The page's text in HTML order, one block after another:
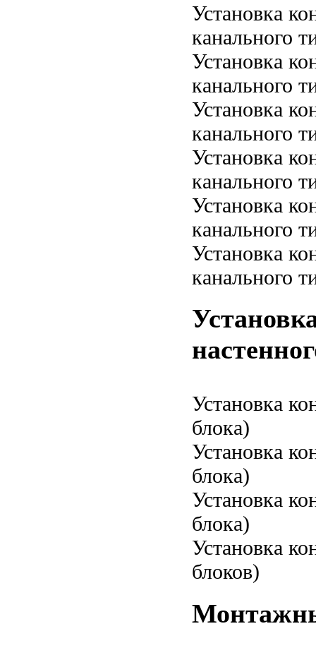
Установка
канального
Установка
канального
Установка
канального
Установка
канального
Установка
канального
Установка
канального
Установка
блока)
Установка
блока)
Установка
блока)
Установка
блоков)